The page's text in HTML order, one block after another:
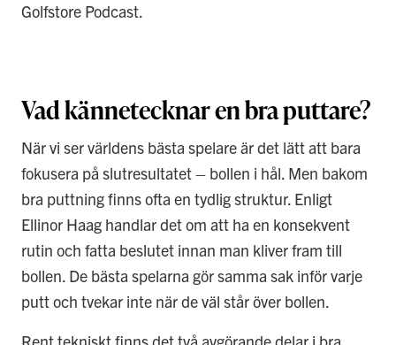
Golfstore Podcast.
Vad kännetecknar en bra puttare?
När vi ser världens bästa spelare är det lätt att bara
fokusera på slutresultatet – bollen i hål. Men bakom
bra puttning finns ofta en tydlig struktur. Enligt
Ellinor Haag handlar det om att ha en konsekvent
rutin och fatta beslutet innan man kliver fram till
bollen. De bästa spelarna gör samma sak inför varje
putt och tvekar inte när de väl står över bollen.